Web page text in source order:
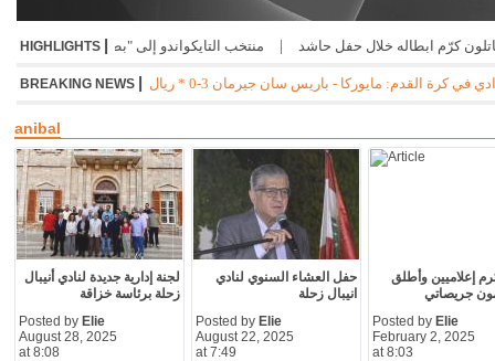
HIGHLIGHTS | صدور | منتخب التايكواندو إلى "بطولة الحسن" الاردنية | خلال حفل حاشد
BREAKING NEWS | - اوساسونا 2-1 * جوفنتوس - تشيلسي 1-0 * مانشستر سيتي - نجوم الدوري الكوري 3-1 * ميلان - انتر 1-1
anibal
لجنة إدارية جديدة لنادي أنيبال
زحلة برئاسة خزاقة
Posted by Elie
August 28, 2025
at 8:08
حفل العشاء السنوي لنادي
انيبال زحلة
Posted by Elie
August 22, 2025
at 7:49
إعلاميين وأطلق
جريصاتي
Posted by Elie
February 2, 2025
at 8:03